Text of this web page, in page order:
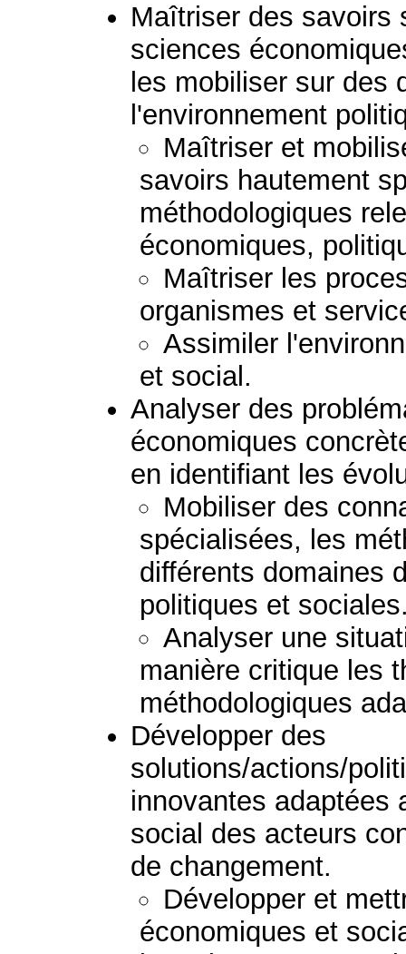
Maîtriser des savoirs
sciences
les mobiliser sur des
l'environnement
Maîtriser et
savoirs hautement
méthodologiques
économiques,
Maîtriser les
organismes et
Assimiler
et social.
Analyser des
économiques
en identifiant les
Mobiliser des
spécialisées, les
différents domaines
politiques et
Analyser une
manière critique les
méthodologiques
Développer des
solutions/actions/
innovantes adaptées
social des acteurs
de changement.
Développer et
économiques et